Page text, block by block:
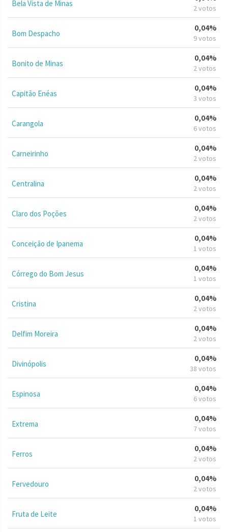
Bela Vista de Minas 2 votos
Bom Despacho
0,04%
9 votos
Bonito de Minas
0,04%
2 votos
Capitão Enéas
0,04%
3 votos
Carangola
0,04%
6 votos
Carneirinho
0,04%
2 votos
Centralina
0,04%
2 votos
Claro dos Poções
0,04%
2 votos
Conceição de Ipanema
0,04%
1 votos
Córrego do Bom Jesus
0,04%
1 votos
Cristina
0,04%
2 votos
Delfim Moreira
0,04%
2 votos
Divinópolis
0,04%
38 votos
Espinosa
0,04%
6 votos
Extrema
0,04%
7 votos
Ferros
0,04%
2 votos
Fervedouro
0,04%
2 votos
Fruta de Leite
0,04%
1 votos